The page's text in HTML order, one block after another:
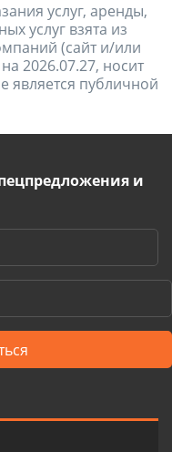
услуг, аренды,
услуг взята из
(сайт и/или
2026.07.27, носит
является публичной
и